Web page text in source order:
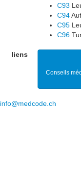
C93
C94
C95
C96
liens
Conseils
info@medcode.ch